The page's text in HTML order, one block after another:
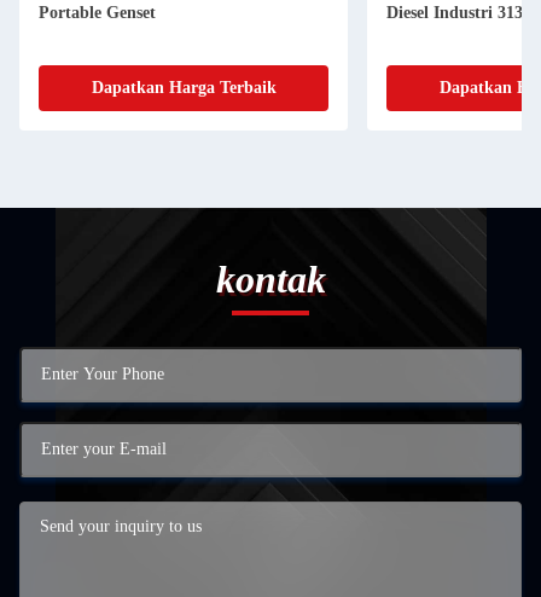
Portable Genset
Dapatkan Harga Terbaik
Diesel Industri
Dapatkan
kontak